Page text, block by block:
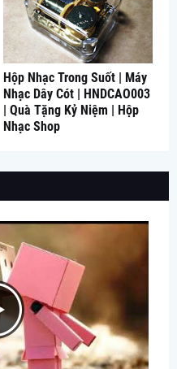
Hộp Nhạc Trong Suốt | Máy
Nhạc Dây Cót | HNDCAO003
| Quà Tặng Kỷ Niệm | Hộp
Nhạc Shop